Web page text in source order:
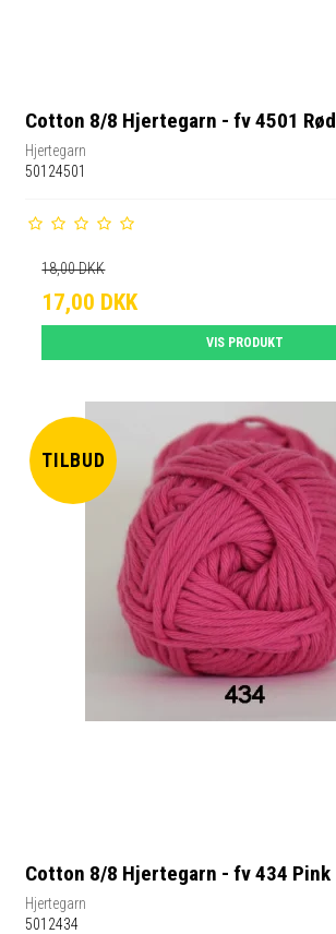
Cotton 8/8 Hjertegarn - fv 4501 Rød
Hjertegarn
50124501
18,00 DKK
17,00 DKK
VIS PRODUKT
TILBUD
Cotton 8/8 Hjertegarn - fv 434 Pink
Hjertegarn
5012434